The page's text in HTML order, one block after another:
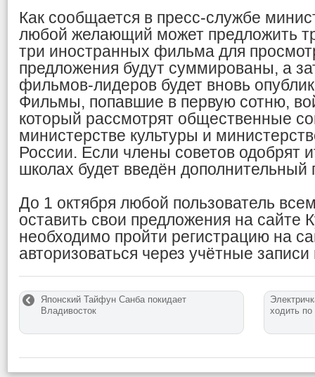
Как сообщается в пресс-службе
любой желающий может предложить
три иностранных фильма для
предложения будут суммированы, а
фильмов-лидеров будет вновь
Фильмы, попавшие в первую сотню,
который рассмотрят общественные
министерстве культуры и
России. Если члены советов одобрят
школах будет введён дополнительный
До 1 октября любой пользователь
оставить свои предложения на сайте
необходимо пройти регистрацию на
авторизоваться через учётные
Японский Тайфун Санба покидает
Владивосток
ходить